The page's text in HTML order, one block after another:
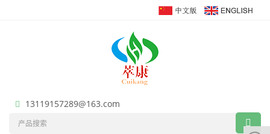
13119157289@163.com